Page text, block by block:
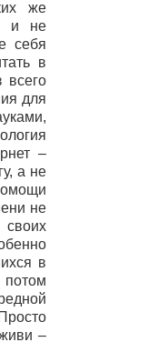
же
и не
себя
в
всего
для
–
а не
не
своих
в
–